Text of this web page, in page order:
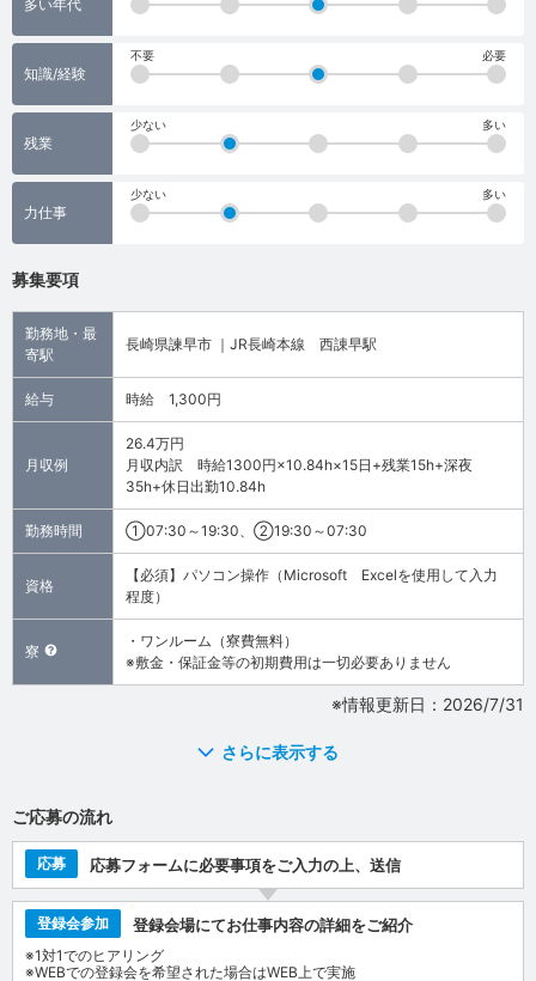
多い年代
知識/経験
不要 必要
残業
少ない 多い
力仕事
少ない 多い
募集要項
勤務地・最
寄駅
長崎県諫早市 ｜JR長崎本線 西諌早駅
給与 時給 1,300円
月収例
26.4万円
月収内訳 時給1300円×10.84h×15日+残業15h+深夜
35h+休日出勤10.84h
勤務時間 ①07:30～19:30、②19:30～07:30
資格
【必須】パソコン操作（Microsoft Excelを使用して入力
程度）
寮
・ワンルーム（寮費無料）
※敷金・保証金等の初期費用は一切必要ありません
※情報更新日：2026/7/31
さらに表示する
ご応募の流れ
応募 応募フォームに必要事項をご入力の上、送信
登録会参加 登録会場にてお仕事内容の詳細をご紹介
※1対1でのヒアリング
※WEBでの登録会を希望された場合はWEB上で実施